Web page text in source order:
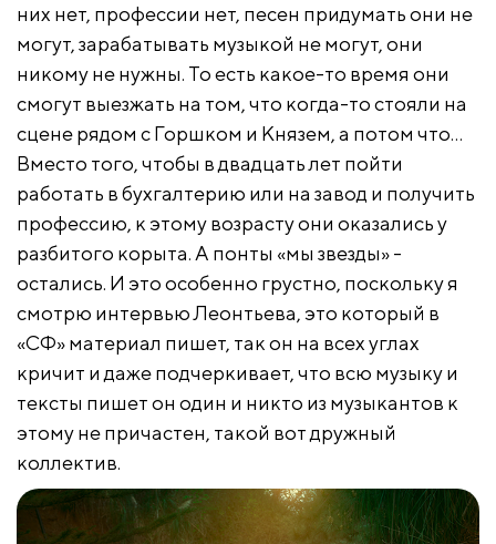
них нет, профессии нет, песен придумать они не
могут, зарабатывать музыкой не могут, они
никому не нужны. То есть какое-то время они
смогут выезжать на том, что когда-то стояли на
сцене рядом с Горшком и Князем, а потом что…
Вместо того, чтобы в двадцать лет пойти
работать в бухгалтерию или на завод и получить
профессию, к этому возрасту они оказались у
разбитого корыта. А понты «мы звезды» -
остались. И это особенно грустно, поскольку я
смотрю интервью Леонтьева, это который в
«СФ» материал пишет, так он на всех углах
кричит и даже подчеркивает, что всю музыку и
тексты пишет он один и никто из музыкантов к
этому не причастен, такой вот дружный
коллектив.